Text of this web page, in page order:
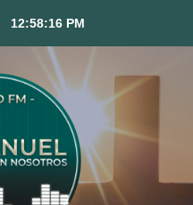
12:58:17 PM